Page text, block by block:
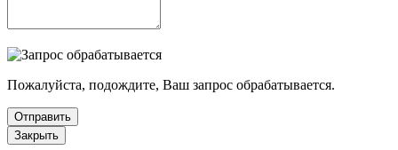
Пожалуйста, подождите, Ваш запрос обрабатывается.
Отправить
Закрыть